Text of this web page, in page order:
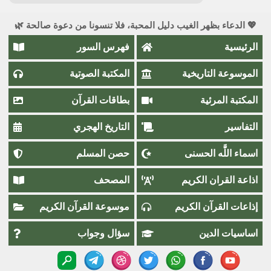
💖 الدعاء بظهر الغيب دليل المحبة، فلا تنسونا من دعوة صالحة 🌿
الرئيسية فهرس السور
الموسوعة التاريخية المكتبة الصوتية
المكتبة المرئية بطاقات القرآن
التفاسير التاريخ الهجري
اسماء اللَّٰه الحسنى حصن المسلم
اذاعة القران الكريم المصحف
إذاعات القرآن الكريم موسوعة القرآن الكريم
اساسيات الدين سؤال وجواب